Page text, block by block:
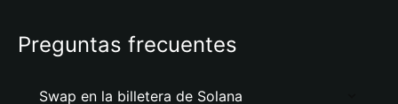
Preguntas frecuentes
Swap en la billetera de Solana